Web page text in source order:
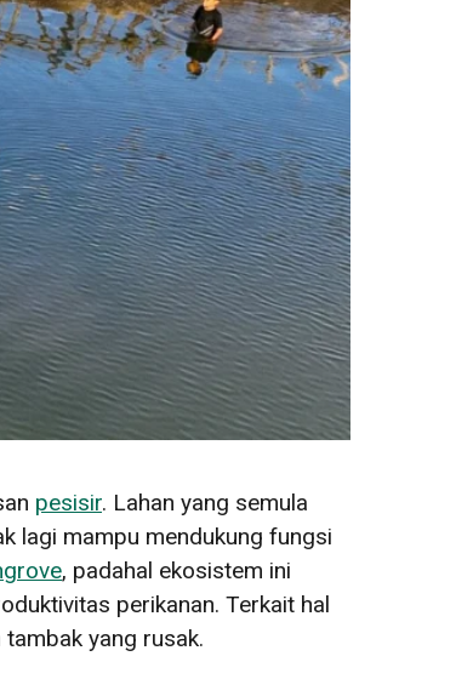
pesisir. Lahan yang semula
lagi mampu mendukung fungsi
, padahal ekosistem ini
perikanan. Terkait hal
yang rusak.